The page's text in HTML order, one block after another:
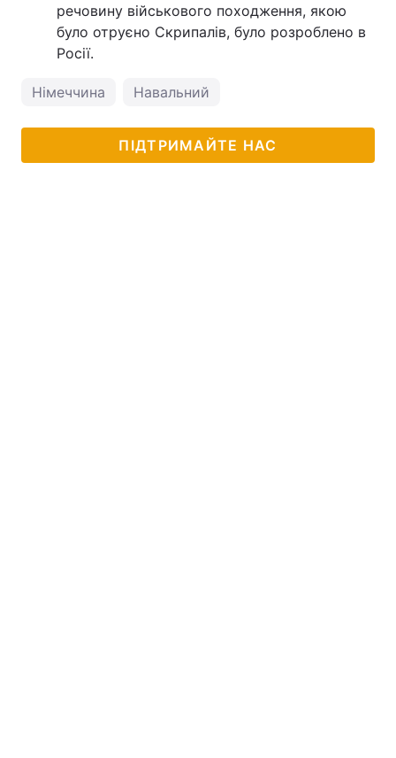
речовину військового походження, якою
було отруєно Скрипалів, було розроблено в
Росії.
Німеччина Навальний
ПІДТРИМАЙТЕ НАС